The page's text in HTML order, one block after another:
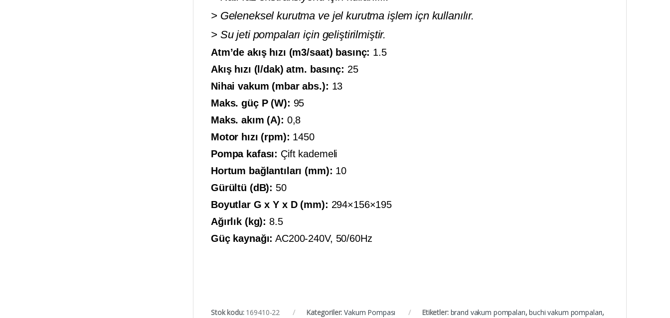
> Geleneksel kurutma ve jel kurutma işlem içn kullanılır.
> Su jeti pompaları için geliştirilmiştir.
Atm’de akış hızı (m3/saat) basınç: 1.5
Akış hızı (l/dak) atm. basınç: 25
Nihai vakum (mbar abs.): 13
Maks. güç P (W): 95
Maks. akım (A): 0,8
Motor hızı (rpm): 1450
Pompa kafası: Çift kademeli
Hortum bağlantıları (mm): 10
Gürültü (dB): 50
Boyutlar G x Y x D (mm): 294×156×195
Ağırlık (kg): 8.5
Güç kaynağı: AC200-240V, 50/60Hz
Stok kodu: 169410-22 Kategoriler:Vakum Pompası Etiketler: brand vakum pompaları,buchi vakum pompaları,